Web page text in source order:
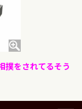
撲をされてるそう